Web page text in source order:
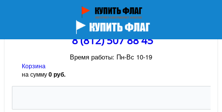
8 (812) 507 88 45
Время работы: Пн-Вс 10-19
Корзина
на сумму0 руб.